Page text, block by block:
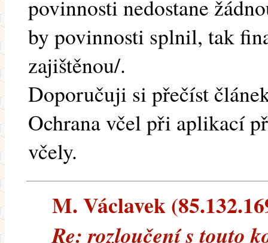
povinnosti nedostane
by povinnosti splnil, tak
zajištěnou/.
Doporučuji si přečíst
Ochrana včel při aplikací
včely.
M. Václavek
Re: rozloučení s touto